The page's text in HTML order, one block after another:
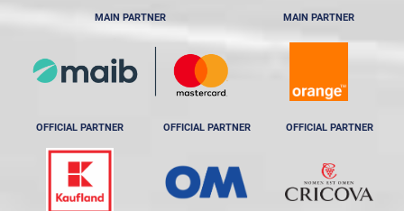
MAIN PARTNER MAIN PARTNER
OFFICIAL PARTNER OFFICIAL PARTNER OFFICIAL PARTNER